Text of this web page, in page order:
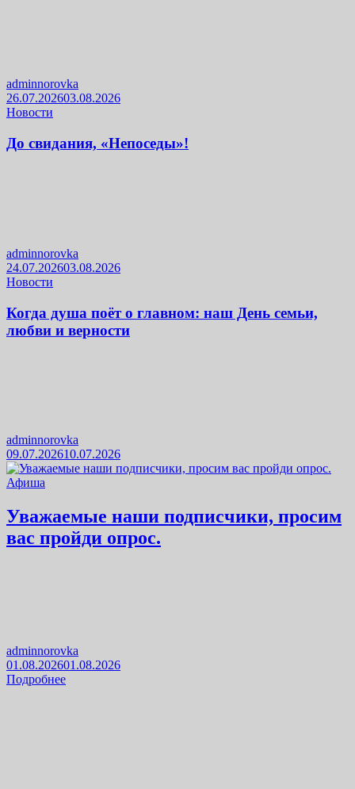
adminnorovka
26.07.202603.08.2026
Новости
До свидания, «Непоседы»!
adminnorovka
24.07.202603.08.2026
Новости
Когда душа поёт о главном: наш День семьи,
любви и верности
adminnorovka
09.07.202610.07.2026
Афиша
Уважаемые наши подписчики, просим
вас пройди опрос.
adminnorovka
01.08.202601.08.2026
Подробнее